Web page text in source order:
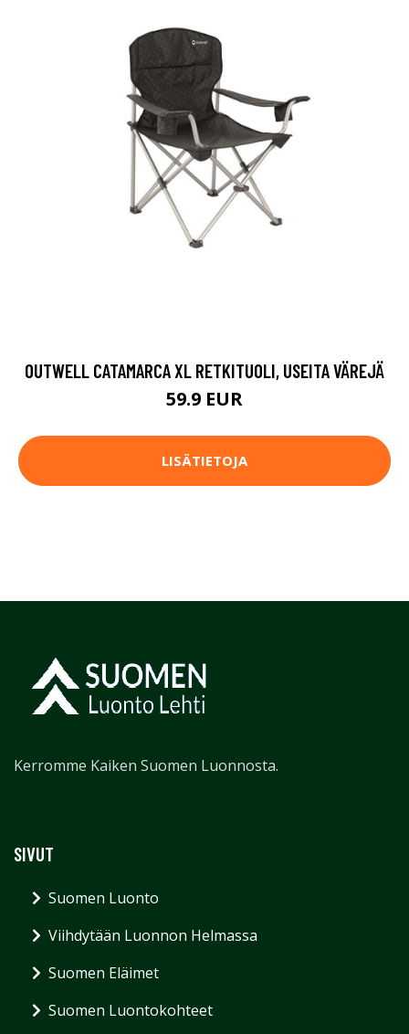
OUTWELL CATAMARCA XL RETKITUOLI, USEITA VÄREJÄ
59.9 EUR
LISÄTIETOJA
Kerromme Kaiken Suomen Luonnosta.
SIVUT
Suomen Luonto
Viihdytään Luonnon Helmassa
Suomen Eläimet
Suomen Luontokohteet